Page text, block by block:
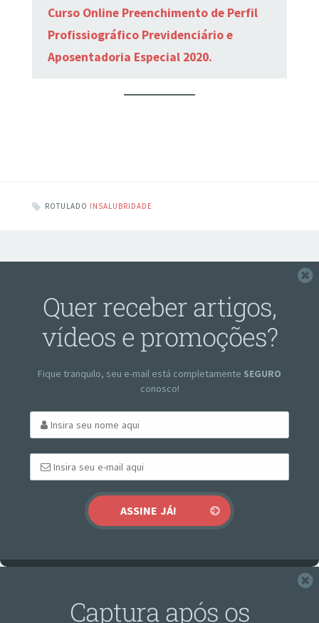
Curso Online Preenchimento de Perfil
Profissiográfico Previdenciário e
Aposentadoria Especial 2020.
ROTULADO INSALUBRIDADE
Quer receber artigos,
vídeos e promoções?
Fique tranquilo, seu e-mail está completamente SEGURO
conosco!
Captura após os